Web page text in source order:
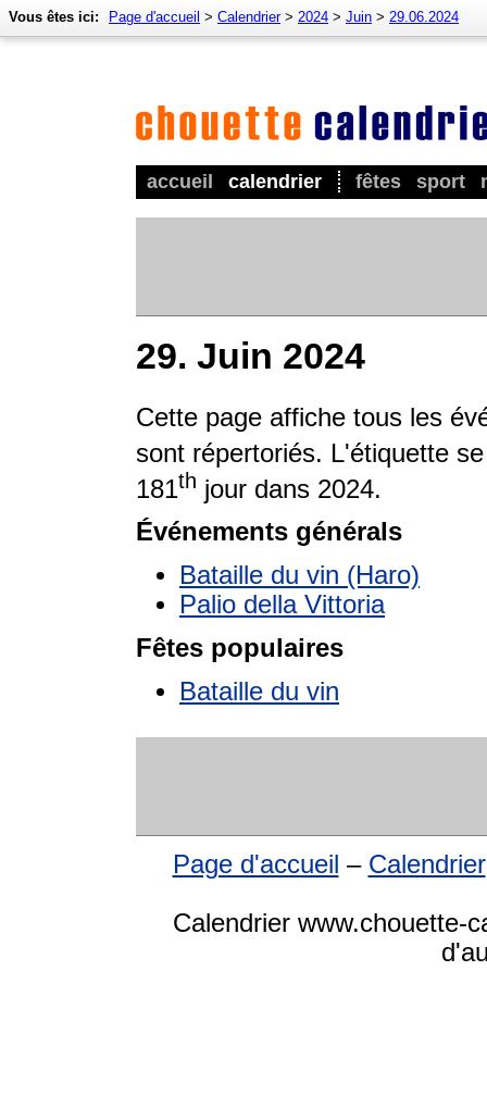
accueil calendrier fêtes sport
Vous êtes ici: Page d'accueil > Calendrier> 2024 > Juin > 29.06.2024
29. Juin 2024
Cette page affiche tous les
sont répertoriés. L'étiquette
181th jour dans 2024.
Événements générals
Bataille du vin (Haro)
Palio della Vittoria
Fêtes populaires
Bataille du vin
Page d'accueil – Calendrier
Calendrier www.chouette-